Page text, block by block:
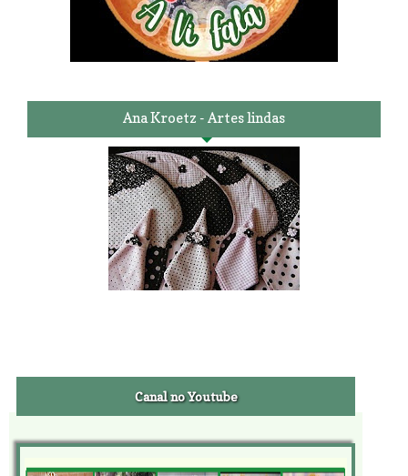
Ana Kroetz - Artes lindas
Canal no Youtube